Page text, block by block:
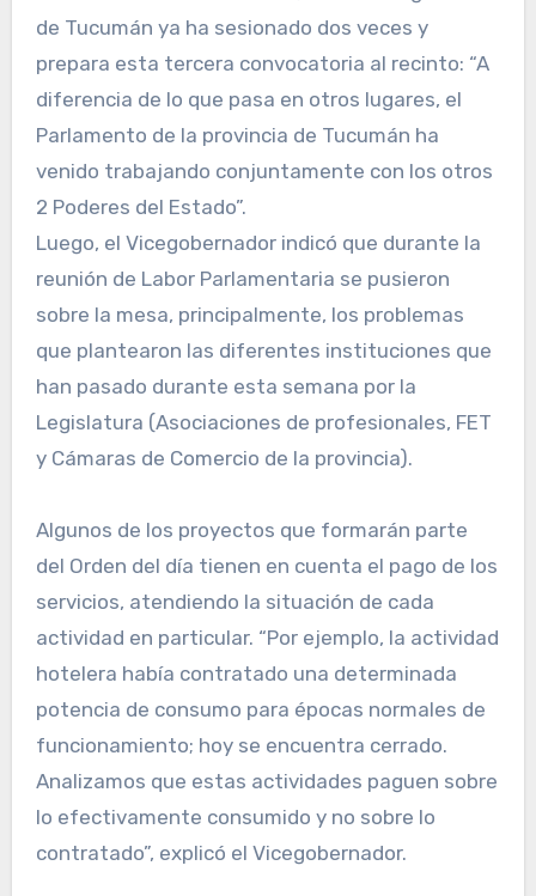
de Tucumán ya ha sesionado dos veces y
prepara esta tercera convocatoria al recinto: “A
diferencia de lo que pasa en otros lugares, el
Parlamento de la provincia de Tucumán ha
venido trabajando conjuntamente con los otros
2 Poderes del Estado”.
Luego, el Vicegobernador indicó que durante la
reunión de Labor Parlamentaria se pusieron
sobre la mesa, principalmente, los problemas
que plantearon las diferentes instituciones que
han pasado durante esta semana por la
Legislatura (Asociaciones de profesionales, FET
y Cámaras de Comercio de la provincia).
Algunos de los proyectos que formarán parte
del Orden del día tienen en cuenta el pago de los
servicios, atendiendo la situación de cada
actividad en particular. “Por ejemplo, la actividad
hotelera había contratado una determinada
potencia de consumo para épocas normales de
funcionamiento; hoy se encuentra cerrado.
Analizamos que estas actividades paguen sobre
lo efectivamente consumido y no sobre lo
contratado”, explicó el Vicegobernador.